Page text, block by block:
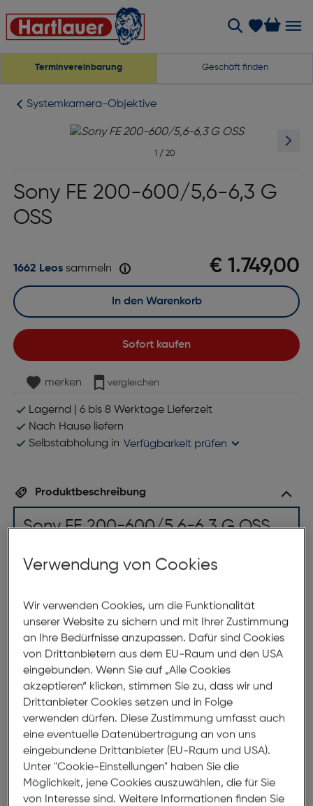
Terminvereinbarung Geschäft finden
Systemkamera-Objektive
1 / 20
Sony FE 200-600/5,6-6,3 G
OSS
€ 1.749,00
1662 Leossammeln
Sofort kaufen
In den Warenkorb
merken vergleichen
Lagernd | 6 bis 8 Werktage Lieferzeit
Nach Hause liefern
Selbstabholung in Verfügbarkeit prüfen
Produktbeschreibung
Sony FE 200-600/5,6-6,3 G OSS
Entdecken Sie die Welt mit dem
Zoom von 200–600 mm
Das 200–600 mm Super-Telezoom-Objektiv für
Naturaufnahmen und mehr erreicht mit 1,4- und 2,0-
fach-Telekonvertern Brennweiten von 840 mm bzw.
1200 mm. Asphärische und ED-Glaselemente sorgen
im gesamten Zoombereich für eine überragende
Auflösung. Die Nano-Beschichtung von Sony
reduziert Licht- und Geistereffekte. Und das Bokeh
ist wunderschön.
Features
Verwendung von Cookies
Wir verwenden Cookies, um die Funktionalität
unserer Website zu sichern und mit Ihrer Zustimmung
an Ihre Bedürfnisse anzupassen. Dafür sind Cookies
von Drittanbietern aus dem EU-Raum und den USA
eingebunden. Wenn Sie auf „Alle Cookies
akzeptieren“ klicken, stimmen Sie zu, dass wir und
Drittanbieter Cookies setzen und in Folge
verwenden dürfen. Diese Zustimmung umfasst auch
eine eventuelle Datenübertragung an von uns
eingebundene Drittanbieter (EU-Raum und USA).
Unter "Cookie-Einstellungen" haben Sie die
Möglichkeit, jene Cookies auszuwählen, die für Sie
von Interesse sind. Weitere Informationen finden Sie